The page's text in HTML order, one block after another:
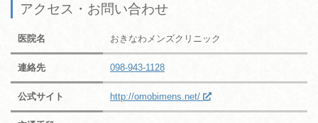
アクセス・お問い合わせ
医院名 おきなわメンズクリニック
連絡先 098-943-1128
公式サイト http://omobimens.net/